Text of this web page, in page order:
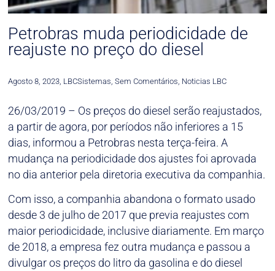
Petrobras muda periodicidade de
reajuste no preço do diesel
Agosto 8, 2023, LBCSistemas, Sem Comentários, Noticias LBC
26/03/2019 – Os preços do diesel serão reajustados,
a partir de agora, por períodos não inferiores a 15
dias, informou a Petrobras nesta terça-feira. A
mudança na periodicidade dos ajustes foi aprovada
no dia anterior pela diretoria executiva da companhia.
Com isso, a companhia abandona o formato usado
desde 3 de julho de 2017 que previa reajustes com
maior periodicidade, inclusive diariamente. Em março
de 2018, a empresa fez outra mudança e passou a
divulgar os preços do litro da gasolina e do diesel